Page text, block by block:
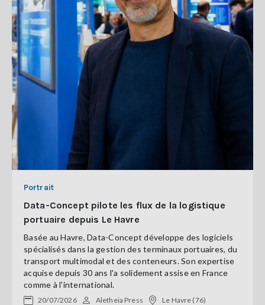
Portrait
Data-Concept pilote les flux de la logistique
portuaire depuis Le Havre
Basée au Havre, Data-Concept développe des logiciels
spécialisés dans la gestion des terminaux portuaires, du
transport multimodal et des conteneurs. Son expertise
acquise depuis 30 ans l'a solidement assise en France
comme à l'international.
20/07/2026 Aletheia Press Le Havre (76)